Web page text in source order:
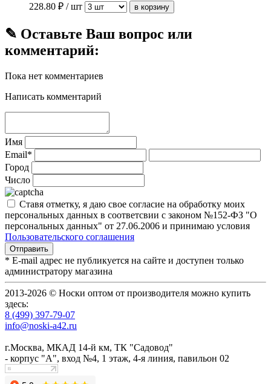
228.80 ₽ / шт
✎ Оставьте Ваш вопрос или
комментарий:
Пока нет комментариев
Написать комментарий
Имя
Email*
Город
Число
Ставя отметку, я даю свое согласие на обработку моих
персональных данных в соответсвии с законом №152-ФЗ "О
персональных данных" от 27.06.2006 и принимаю условия
Пользовательского соглашения
* E-mail адрес не публикуется на сайте и доступен только
администратору магазина
2013-2026 © Носки оптом от производителя можно купить
здесь:
8 (499) 397-79-07
info@noski-a42.ru
г.Москва, МКАД 14-й км, ТК "Садовод"
- корпус "А", вход №4, 1 этаж, 4-я линия, павильон 02